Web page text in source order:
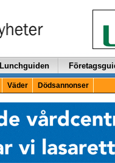
Lunchguiden
Väder Dödsannonser